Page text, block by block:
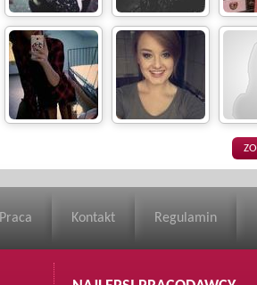
Praca Kontakt Regulamin